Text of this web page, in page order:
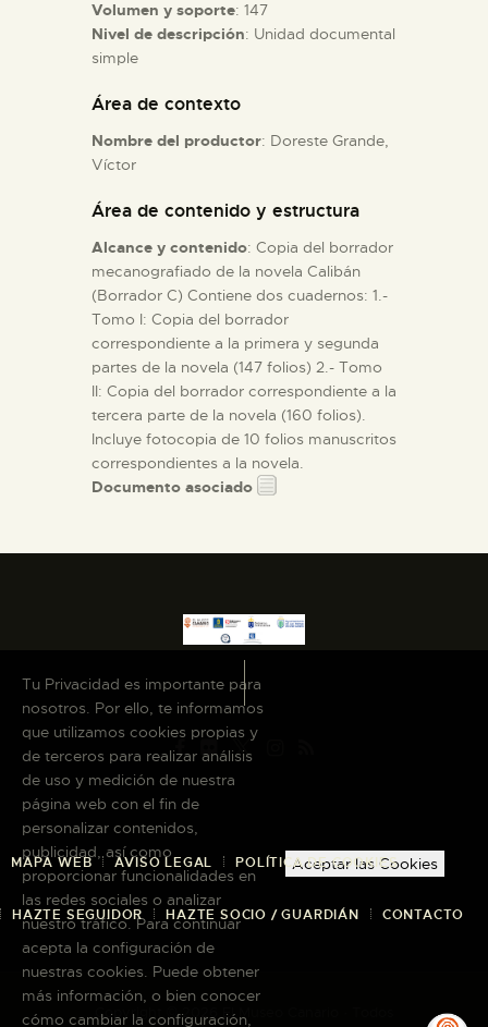
DIDÁCTICA
ESPAÑOL
Volumen y soporte: 147
Nivel de descripción: Unidad documental
simple
Área de contexto
Nombre del productor: Doreste Grande,
Víctor
Área de contenido y estructura
Alcance y contenido: Copia del borrador
mecanografiado de la novela Calibán
(Borrador C) Contiene dos cuadernos: 1.-
Tomo I: Copia del borrador
correspondiente a la primera y segunda
partes de la novela (147 folios) 2.- Tomo
II: Copia del borrador correspondiente a la
tercera parte de la novela (160 folios).
Incluye fotocopia de 10 folios manuscritos
correspondientes a la novela.
Documento asociado
MAPA WEB AVISO LEGAL POLÍTICA DE COOKIES
HAZTE SEGUIDOR HAZTE SOCIO / GUARDIÁN CONTACTO
Copyright © 2026 El Museo Canario · Todos
Tu Privacidad es importante para
nosotros. Por ello, te informamos
que utilizamos cookies propias y
de terceros para realizar análisis
de uso y medición de nuestra
página web con el fin de
personalizar contenidos,
publicidad, así como
proporcionar funcionalidades en
las redes sociales o analizar
nuestro tráfico. Para continuar
acepta la configuración de
nuestras cookies. Puede obtener
más información, o bien conocer
cómo cambiar la configuración,
Aceptar las Cookies